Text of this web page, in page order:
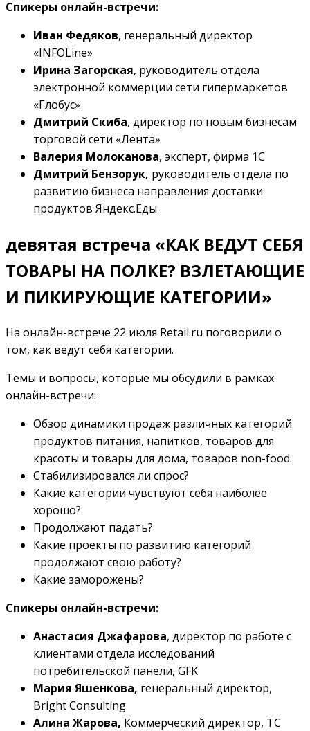
Спикеры онлайн-встречи:
Иван Федяков, генеральный директор
«INFOLine»
Ирина Загорская, руководитель отдела
электронной коммерции сети гипермаркетов
«Глобус»
Дмитрий Скиба, директор по новым бизнесам
торговой сети «Лента»
Валерия Молоканова, эксперт, фирма 1С
Дмитрий Бензорук, руководитель отдела по
развитию бизнеса направления доставки
продуктов Яндекс.Еды
девятая встреча «КАК ВЕДУТ СЕБЯ
ТОВАРЫ НА ПОЛКЕ? ВЗЛЕТАЮЩИЕ
И ПИКИРУЮЩИЕ КАТЕГОРИИ»
На онлайн-встрече 22 июля Retail.ru поговорили о
том, как ведут себя категории.
Темы и вопросы, которые мы обсудили в рамках
онлайн-встречи:
Обзор динамики продаж различных категорий
продуктов питания, напитков, товаров для
красоты и товары для дома, товаров non-food.
Стабилизировался ли спрос?
Какие категории чувствуют себя наиболее
хорошо?
Продолжают падать?
Какие проекты по развитию категорий
продолжают свою работу?
Какие заморожены?
Спикеры онлайн-встречи:
Анастасия Джафарова, директор по работе с
клиентами отдела исследований
потребительской панели, GFK
Мария Яшенкова, генеральный директор,
Bright Consulting
Алина Жарова, Коммерческий директор, ТС